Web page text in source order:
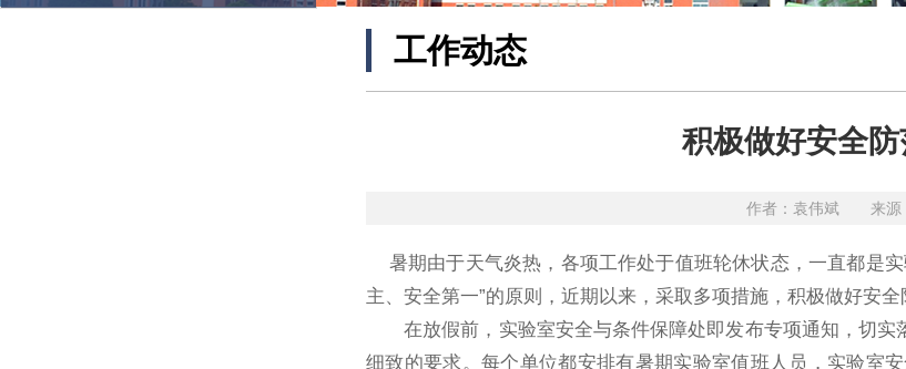
工作动态
积极做好安全
作者：袁伟斌 来
暑期由于天气炎热，各项工作处于值班轮休状态，一直都是
主、安全第一”的原则，近期以来，采取多项措施，积极做好安
在放假前，实验室安全与条件保障处即发布专项通知，切实
细致的要求。每个单位都安排有暑期实验室值班人员，实验室